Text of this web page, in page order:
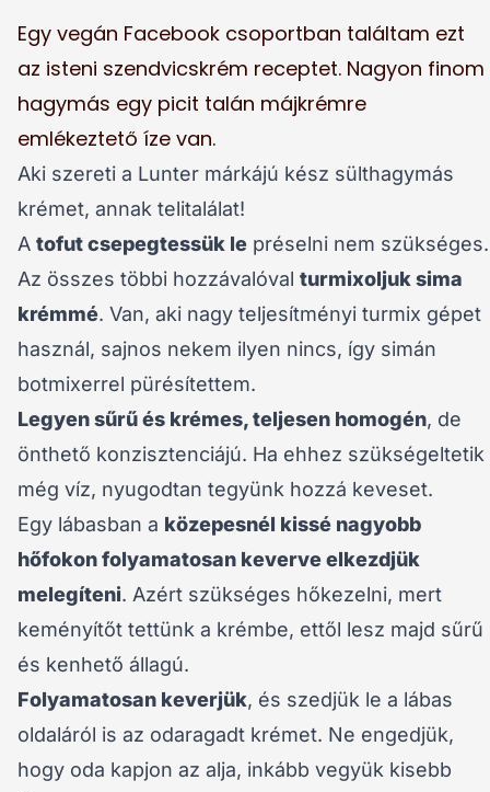
Egy vegán Facebook csoportban találtam ezt
az isteni szendvicskrém receptet. Nagyon finom
hagymás egy picit talán májkrémre
emlékeztető íze van.
Aki szereti a Lunter márkájú kész sülthagymás
krémet, annak telitalálat!
A tofut csepegtessük le préselni nem szükséges.
Az összes többi hozzávalóval turmixoljuk sima
krémmé. Van, aki nagy teljesítményi turmix gépet
használ, sajnos nekem ilyen nincs, így simán
botmixerrel pürésítettem.
Legyen sűrű és krémes, teljesen homogén, de
önthető konzisztenciájú. Ha ehhez szükségeltetik
még víz, nyugodtan tegyünk hozzá keveset.
Egy lábasban a közepesnél kissé nagyobb
hőfokon folyamatosan keverve elkezdjük
melegíteni. Azért szükséges hőkezelni, mert
keményítőt tettünk a krémbe, ettől lesz majd sűrű
és kenhető állagú.
Folyamatosan keverjük, és szedjük le a lábas
oldaláról is az odaragadt krémet. Ne engedjük,
hogy oda kapjon az alja, inkább vegyük kisebb